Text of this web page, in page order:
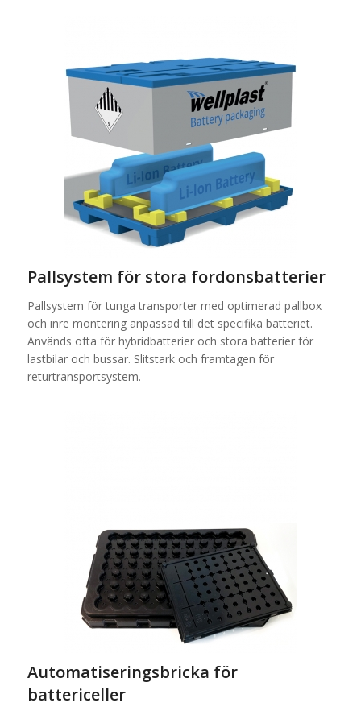
Pallsystem för stora fordonsbatterier
Pallsystem för tunga transporter med optimerad pallbox
och inre montering anpassad till det specifika batteriet.
Används ofta för hybridbatterier och stora batterier för
lastbilar och bussar. Slitstark och framtagen för
returtransportsystem.
Automatiseringsbricka för
battericeller